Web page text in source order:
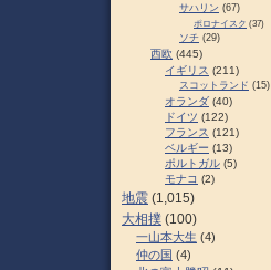
サハリン (67)
ポロナイスク (37)
ソチ (29)
西欧 (445)
イギリス (211)
スコットランド (15)
オランダ (40)
ドイツ (122)
フランス (121)
ベルギー (13)
ポルトガル (5)
モナコ (2)
地震 (1,015)
大相撲 (100)
一山本大生 (4)
仲の国 (4)